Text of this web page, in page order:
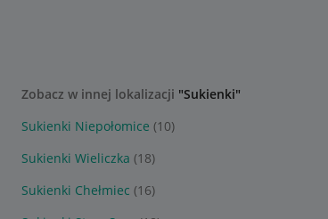
Zobacz w innej lokalizacji "Sukienki"
Sukienki Niepołomice (10)
Sukienki Wieliczka (18)
Sukienki Chełmiec (16)